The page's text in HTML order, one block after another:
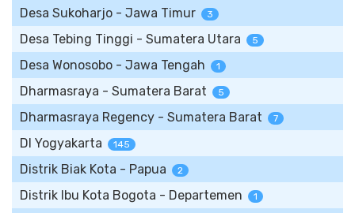
Desa Sukoharjo - Jawa Timur 3
Desa Tebing Tinggi - Sumatera Utara 5
Desa Wonosobo - Jawa Tengah 1
Dharmasraya - Sumatera Barat 5
Dharmasraya Regency - Sumatera Barat 7
DI Yogyakarta 145
Distrik Biak Kota - Papua 2
Distrik Ibu Kota Bogota - Departemen 1